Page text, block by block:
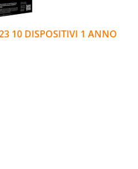
10 DISPOSITIVI 1 ANNO